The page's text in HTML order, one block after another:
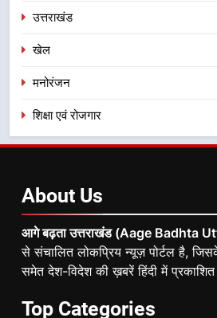
उत्तराखंड
खेल
मनोरंजन
शिक्षा एवं रोजगार
About Us
आगे बढ़ता उत्तराखंड (Aage Badhta
से संचालित लोकप्रिय न्यूज़ पोर्टल है,
समेत देश-विदेश की ख़बरें हिंदी में प्रकाशित
Top Categories